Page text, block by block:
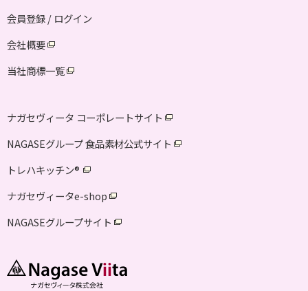
いただきます。
本ウェブサイトの会員ページへのログインが3年以
会社名、氏名、住所、電話番号などご登録いただ
いた情報に不備がある場合や、当社によりご利用
ていただく場合がございますので、ご了承くださ
い。
9.免責事項
部又は一部を変更又は削除することがあります。
会員登録 / ログイン
会社概要
当社商標一覧
ナガセヴィータ コーポレートサイト
NAGASEグループ 食品素材公式サイト
トレハキッチン®
ナガセヴィータe-shop
NAGASEグループサイト